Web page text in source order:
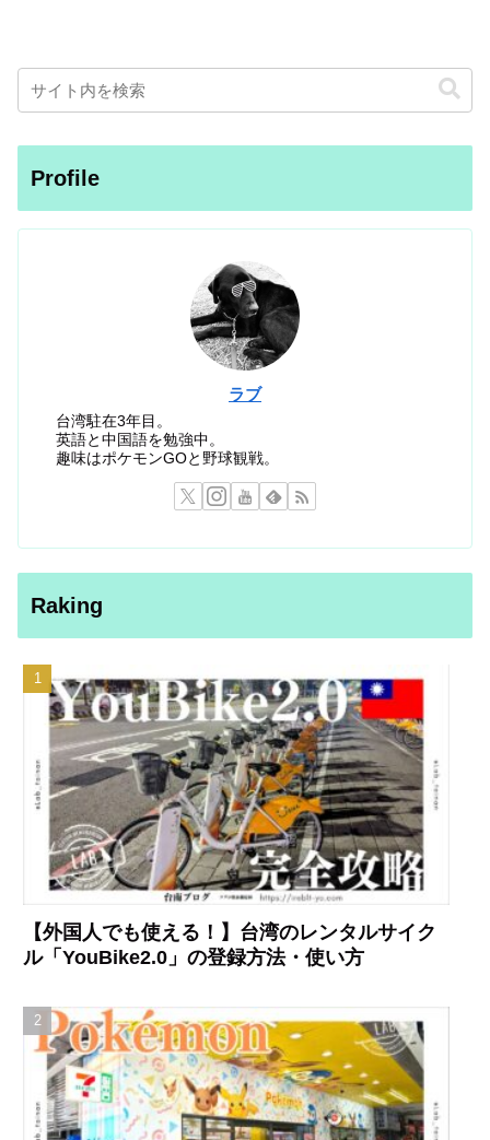
Profile
ラブ
台湾駐在3年目。
英語と中国語を勉強中。
趣味はポケモンGOと野球観戦。
Raking
【外国人でも使える！】台湾のレンタルサイク
ル「YouBike2.0」の登録方法・使い方